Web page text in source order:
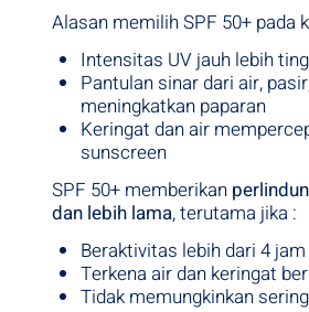
Alasan memilih SPF 50+ pada
Intensitas UV jauh lebih
Pantulan sinar dari air,
meningkatkan paparan
Keringat dan air
sunscreen
SPF 50+ memberikan
dan lebih lama, terutama jika :
Beraktivitas lebih dari 4 jam
Terkena air dan keringat
Tidak memungkinkan